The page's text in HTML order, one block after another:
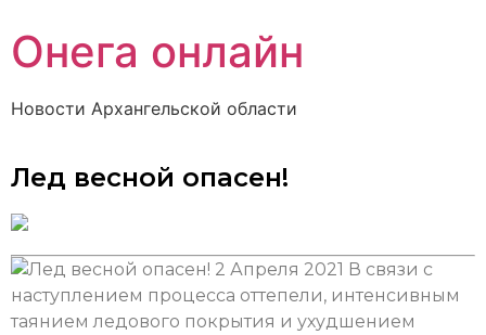
Онега онлайн
Новости Архангельской области
Лед весной опасен!
2 Апреля 2021 В связи с
наступлением процесса оттепели, интенсивным
таянием ледового покрытия и ухудшением